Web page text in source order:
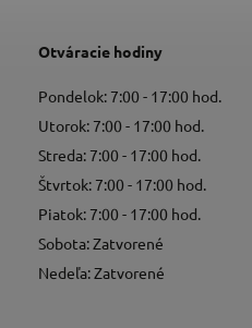
Otváracie hodiny
Pondelok: 7:00 - 17:00 hod.
Utorok: 7:00 - 17:00 hod.
Streda: 7:00 - 17:00 hod.
Štvrtok: 7:00 - 17:00 hod.
Piatok: 7:00 - 17:00 hod.
Sobota: Zatvorené
Nedeľa: Zatvorené